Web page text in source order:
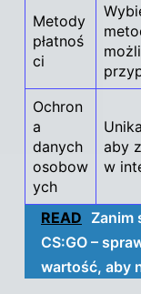
Metody
płatnoś
ci
Ochron
a
danych
osobow
ych
aby
w
READ Zanim
CS:GO –
wartość, aby